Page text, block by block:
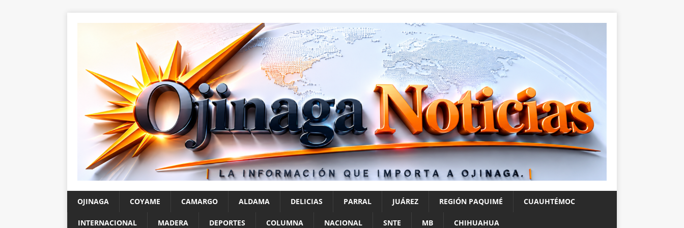
OJINAGA COYAME CAMARGO ALDAMA DELICIAS PARRAL JUÁREZ REGIÓN PAQUIMÉ CUAUHTÉMOC
INTERNACIONAL MADERA DEPORTES COLUMNA NACIONAL SNTE MB CHIHUAHUA